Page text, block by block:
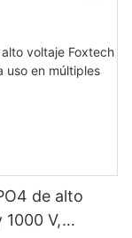
de alto
V,